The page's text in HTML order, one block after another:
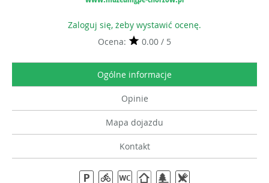
Zaloguj się, żeby wystawić ocenę.
Ocena:
0.00 / 5
Ogólne informacje
Opinie
Mapa dojazdu
Kontakt